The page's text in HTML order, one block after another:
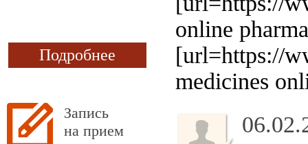
Подробнее
Запись
на прием
online
[url=https://
medicines